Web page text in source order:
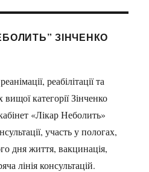
ЗІНЧЕНКО
реабілітації та
категорії Зінченко
«Лікар Неболить»
участь у пологах,
дня життя, вакцинація,
лінія консультацій.